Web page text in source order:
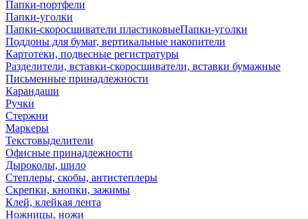
Папки-портфели
Папки-уголки
Папки-скоросшиватели пластиковыеПапки-уголки
Поддоны для бумаг, вертикальные накопители
Картотеки, подвесные регистратуры
Разделители, вставки-скоросшиватели, вставки бумажные
Письменные принадлежности
Карандаши
Ручки
Стержни
Маркеры
Текстовыделители
Офисные принадлежности
Дыроколы, шило
Степлеры, скобы, антистеплеры
Скрепки, кнопки, зажимы
Клей, клейкая лента
Ножницы, ножи